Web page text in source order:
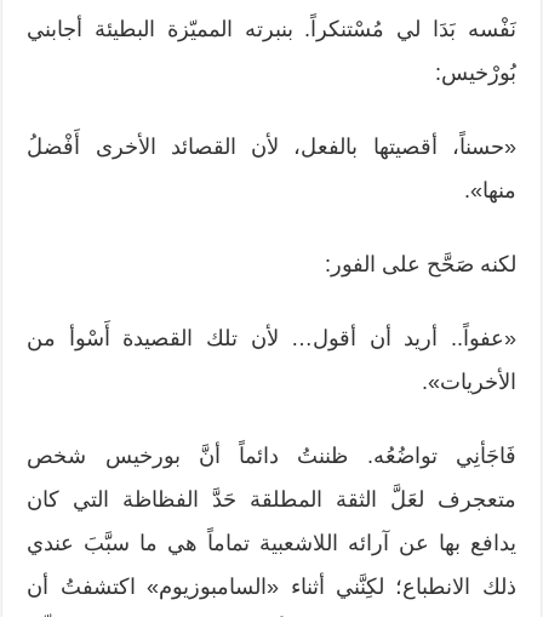
نَفْسه بَدَا لي مُسْتنكراً. بنبرته المميّزة البطيئة أجابني
بُورْخيس:
«حسناً، أقصيتها بالفعل، لأن القصائد الأخرى أَفْضلُ
منها».
لكنه صَحَّح على الفور:
«عفواً.. أريد أن أقول… لأن تلك القصيدة أَسْوأ من
الأخريات».
فَاجَأنِي تواضُعُه. ظننتُ دائماً أنَّ بورخيس شخص
متعجرف لعَلَّ الثقة المطلقة حَدَّ الفظاظة التي كان
يدافع بها عن آرائه اللاشعبية تماماً هي ما سبَّبَ عندي
ذلك الانطباع؛ لكِنَّني أثناء «السامبوزيوم» اكتشفتُ أن